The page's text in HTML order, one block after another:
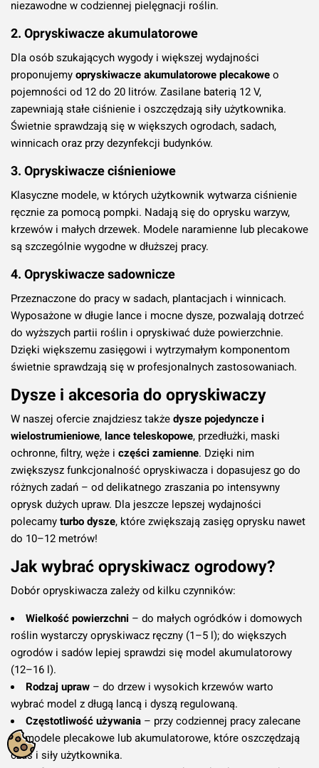
niezawodne w codziennej pielęgnacji roślin.
2. Opryskiwacze akumulatorowe
Dla osób szukających wygody i większej wydajności
proponujemy opryskiwacze akumulatorowe plecakowe o
pojemności od 12 do 20 litrów. Zasilane baterią 12 V,
zapewniają stałe ciśnienie i oszczędzają siły użytkownika.
Świetnie sprawdzają się w większych ogrodach, sadach,
winnicach oraz przy dezynfekcji budynków.
3. Opryskiwacze ciśnieniowe
Klasyczne modele, w których użytkownik wytwarza ciśnienie
ręcznie za pomocą pompki. Nadają się do oprysku warzyw,
krzewów i małych drzewek. Modele naramienne lub plecakowe
są szczególnie wygodne w dłuższej pracy.
4. Opryskiwacze sadownicze
Przeznaczone do pracy w sadach, plantacjach i winnicach.
Wyposażone w długie lance i mocne dysze, pozwalają dotrzeć
do wyższych partii roślin i opryskiwać duże powierzchnie.
Dzięki większemu zasięgowi i wytrzymałym komponentom
świetnie sprawdzają się w profesjonalnych zastosowaniach.
Dysze i akcesoria do opryskiwaczy
W naszej ofercie znajdziesz także dysze pojedyncze i
wielostrumieniowe, lance teleskopowe, przedłużki, maski
ochronne, filtry, węże i części zamienne. Dzięki nim
zwiększysz funkcjonalność opryskiwacza i dopasujesz go do
różnych zadań – od delikatnego zraszania po intensywny
oprysk dużych upraw. Dla jeszcze lepszej wydajności
polecamy turbo dysze, które zwiększają zasięg oprysku nawet
do 10–12 metrów!
Jak wybrać opryskiwacz ogrodowy?
Dobór opryskiwacza zależy od kilku czynników:
Wielkość powierzchni – do małych ogródków i domowych
roślin wystarczy opryskiwacz ręczny (1–5 l); do większych
ogrodów i sadów lepiej sprawdzi się model akumulatorowy
(12–16 l).
Rodzaj upraw – do drzew i wysokich krzewów warto
wybrać model z długą lancą i dyszą regulowaną.
Częstotliwość używania – przy codziennej pracy zalecane
są modele plecakowe lub akumulatorowe, które oszczędzają
czas i siły użytkownika.